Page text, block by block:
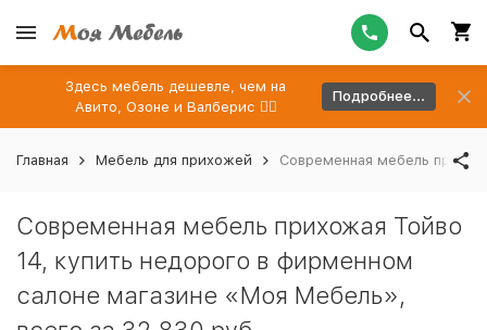
Здесь мебель дешевле, чем на
Авито, Озоне и Валберис 👉🏻
Подробнее...
Главная Мебель для прихожей Современная мебель
Современная мебель прихожая Тойво
14, купить недорого в фирменном
салоне магазине «Моя Мебель»,